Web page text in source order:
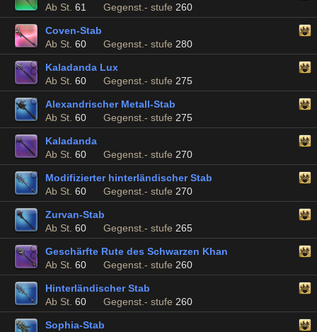
Ab St. 61 Gegenst.- stufe 260
Coven-Stab
Ab St. 60 Gegenst.- stufe 280
Kaladanda Lux
Ab St. 60 Gegenst.- stufe 275
Alexandrischer Metall-Stab
Ab St. 60 Gegenst.- stufe 275
Kaladanda
Ab St. 60 Gegenst.- stufe 270
Modifizierter hinterländischer Stab
Ab St. 60 Gegenst.- stufe 270
Zurvan-Stab
Ab St. 60 Gegenst.- stufe 265
Geschärfte Rute des Schwarzen Khan
Ab St. 60 Gegenst.- stufe 260
Hinterländischer Stab
Ab St. 60 Gegenst.- stufe 260
Sophia-Stab